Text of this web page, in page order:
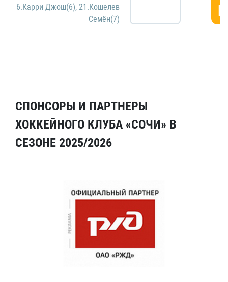
6.Карри Джош(6), 21.Кошелев
Семён(7)
СПОНСОРЫ И ПАРТНЕРЫ
ХОККЕЙНОГО КЛУБА «СОЧИ» В
СЕЗОНЕ 2025/2026